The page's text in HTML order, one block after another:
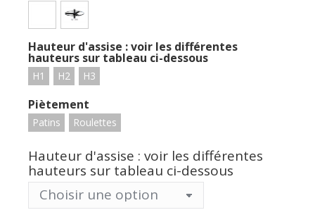
Hauteur d'assise : voir les différentes
hauteurs sur tableau ci-dessous
H1 H2 H3
Piètement
Patins Roulettes
Hauteur d'assise : voir les différentes
hauteurs sur tableau ci-dessous